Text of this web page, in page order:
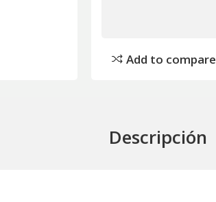
Add to compare
Descripción